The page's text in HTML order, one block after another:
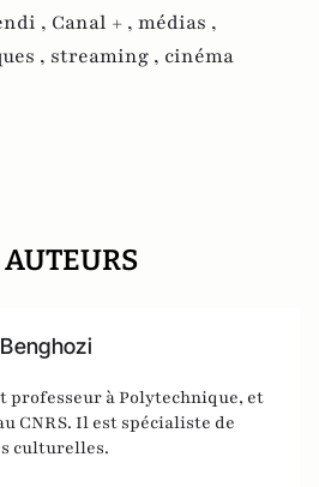
, Canal + , médias ,
, streaming , cinéma
AUTEURS
professeur à Polytechnique, et
CNRS. Il est spécialiste de
culturelles.